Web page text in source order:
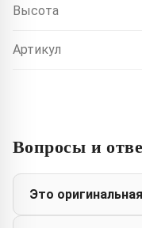
Высота
Артикул
Вопросы и
Это